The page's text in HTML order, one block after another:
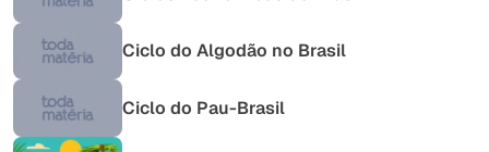
Ciclo do Algodão no Brasil
Ciclo do Pau-Brasil